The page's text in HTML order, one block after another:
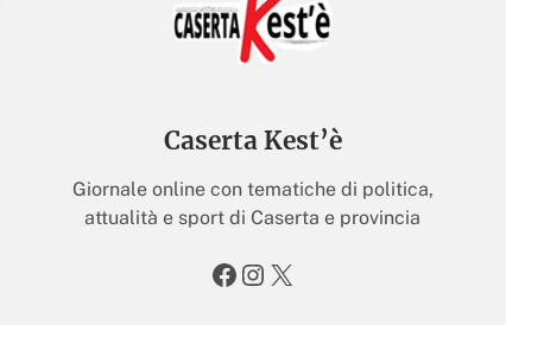
Caserta Kest’è
Giornale online con tematiche di politica,
attualità e sport di Caserta e provincia
Facebook Instagram X